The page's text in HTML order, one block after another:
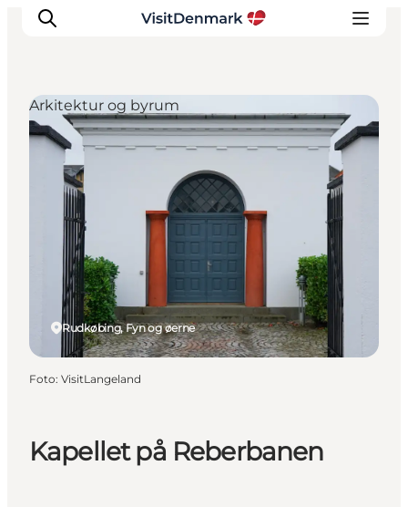
Inspiration
Destinationer
Oplevelser
Overnatning
Planlæg ferien
Kapellet på Reberbanen
Rudkøbing, Fyn og øerne
Arkitektur og byrum
Foto: VisitLangeland